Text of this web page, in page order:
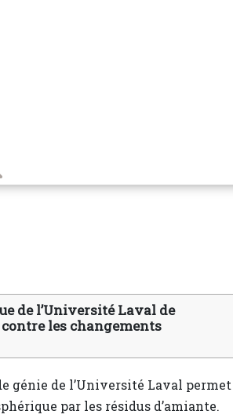
de l’Université Laval de
les changements
génie de l’Université Laval permet
par les résidus d’amiante.